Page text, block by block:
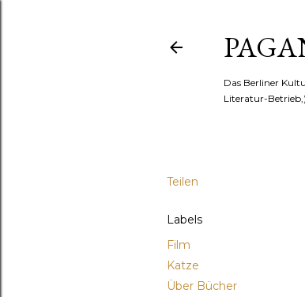
Das Berliner
Literatur-Betrieb,)
Teilen
Labels
Film
Katze
Über Bücher